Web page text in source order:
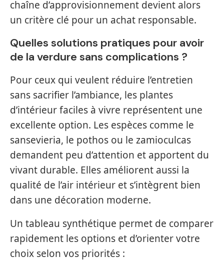
chaîne d’approvisionnement devient alors
un critère clé pour un achat responsable.
Quelles solutions pratiques pour avoir
de la verdure sans complications ?
Pour ceux qui veulent réduire l’entretien
sans sacrifier l’ambiance, les plantes
d’intérieur faciles à vivre représentent une
excellente option. Les espèces comme le
sansevieria, le pothos ou le zamioculcas
demandent peu d’attention et apportent du
vivant durable. Elles améliorent aussi la
qualité de l’air intérieur et s’intègrent bien
dans une décoration moderne.
Un tableau synthétique permet de comparer
rapidement les options et d’orienter votre
choix selon vos priorités :